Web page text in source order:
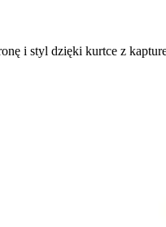
i styl dzięki kurtce z